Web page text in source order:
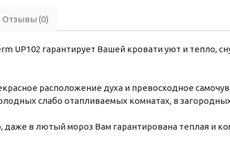
Отзывы (0)
UP102 гарантирует Вашей кровати уют и тепло,
расположение духа и превосходное
слабо отапливаемых комнатах, в
в лютый мороз Вам гарантирована теплая и